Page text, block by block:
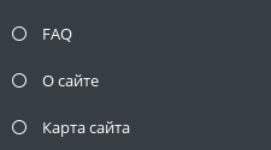
FAQ
О сайте
Карта сайта